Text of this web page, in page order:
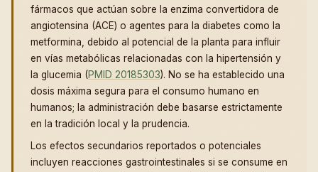
fármacos que actúan sobre la enzima convertidora de
angiotensina (ACE) o agentes para la diabetes como la
metformina, debido al potencial de la planta para influir
en vías metabólicas relacionadas con la hipertensión y
la glucemia (PMID 20185303). No se ha establecido una
dosis máxima segura para el consumo humano en
humanos; la administración debe basarse estrictamente
en la tradición local y la prudencia.
Los efectos secundarios reportados o potenciales
incluyen reacciones gastrointestinales si se consume en